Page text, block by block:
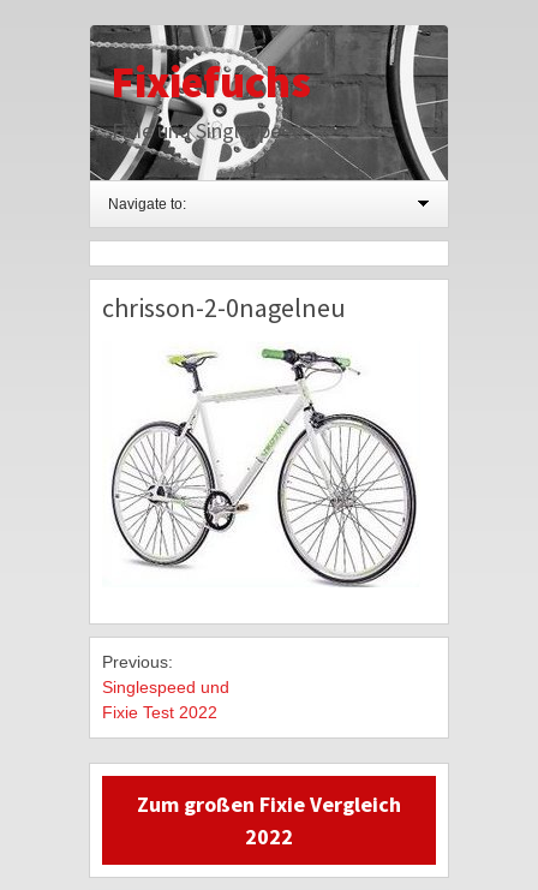
Fixiefuchs
Fixie und Singlespeed
Navigate to:
chrisson-2-0nagelneu
Previous:
Singlespeed und
Fixie Test 2022
Zum großen Fixie Vergleich
2022